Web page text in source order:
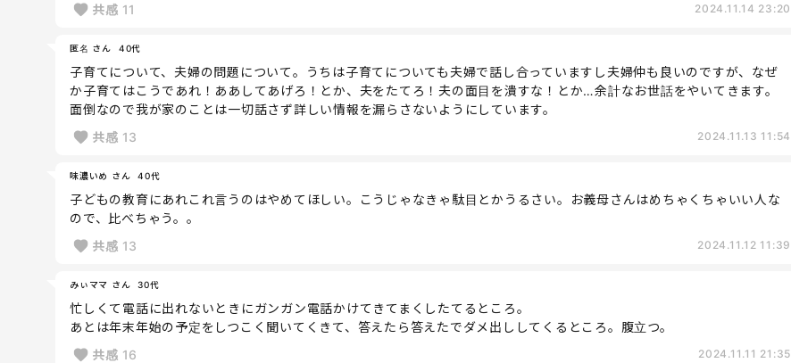
共感 11 2024.11.14 23:20
匿名 さん 40代
子育てについて、夫婦の問題について。うちは子育てについても夫婦で話し合っていますし夫婦仲も良いのですが、なぜ
か子育てはこうであれ！ああしてあげろ！とか、夫をたてろ！夫の面目を潰すな！とか…余計なお世話をやいてきます。
面倒なので我が家のことは一切話さず詳しい情報を漏らさないようにしています。
共感 13 2024.11.13 11:54
味濃いめ さん 40代
子どもの教育にあれこれ言うのはやめてほしい。こうじゃなきゃ駄目とかうるさい。お義母さんはめちゃくちゃいい人な
ので、比べちゃう。。
共感 13 2024.11.12 11:39
みぃママ さん 30代
忙しくて電話に出れないときにガンガン電話かけてきてまくしたてるところ。
あとは年末年始の予定をしつこく聞いてくきて、答えたら答えたでダメ出ししてくるところ。腹立つ。
共感 16 2024.11.11 21:35